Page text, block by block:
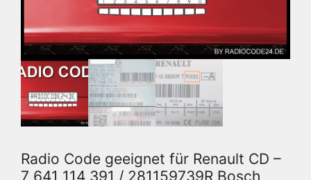
Radio Code geeignet für Renault CD –
7 641 114 391 / 281159739R Bosch